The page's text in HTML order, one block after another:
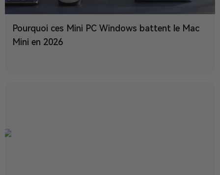
Pourquoi ces Mini PC Windows battent le Mac
Mini en 2026